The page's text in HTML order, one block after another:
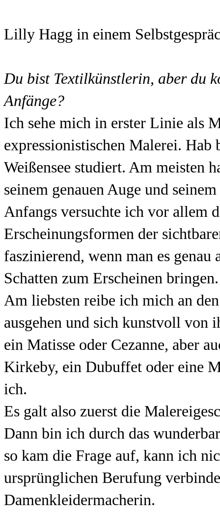
Lilly Hagg in einem
Du bist Textilkünstlerin, aber du
Anfänge?
Ich sehe mich in erster Linie als
expressionistischen Malerei.
Weißensee studiert. Am meisten
seinem genauen Auge und
Anfangs versuchte ich vor allem
Erscheinungsformen der
faszinierend, wenn man es
Schatten zum Erscheinen bringen.
Am liebsten reibe ich mich an
ausgehen und sich kunstvoll von
ein Matisse oder Cezanne, aber
Kirkeby, ein Dubuffet oder eine
ich.
Es galt also zuerst die
Dann bin ich durch das
so kam die Frage auf, kann ich
ursprünglichen Berufung
Damenkleidermacherin.